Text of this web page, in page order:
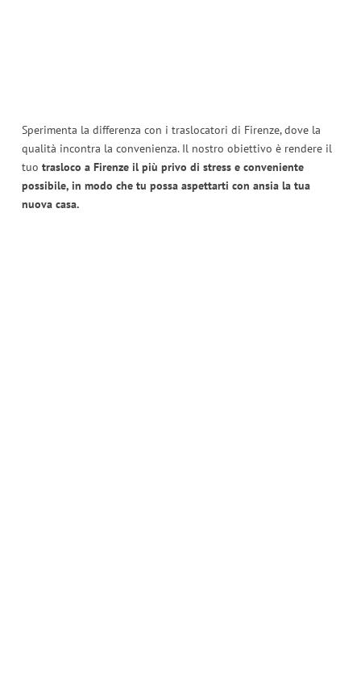
Sperimenta la differenza con i traslocatori di Firenze, dove la
qualità incontra la convenienza. Il nostro obiettivo è rendere il
tuo trasloco a Firenze il più privo di stress e conveniente
possibile, in modo che tu possa aspettarti con ansia la tua
nuova casa.